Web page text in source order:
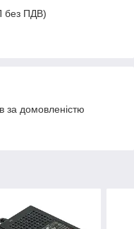
без ПДВ)
за домовленістю